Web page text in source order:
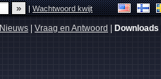
|Wachtwoord kwijt
Nieuws Vraag en Antwoord Downloads